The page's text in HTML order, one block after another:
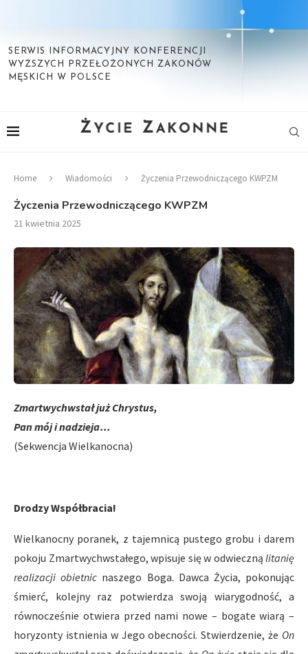
SERWIS INFORMACYJNY KONFERENCJI
WYŻSZYCH PRZEŁOŻONYCH ZAKONÓW
MĘSKICH W POLSCE
Home Wiadomości Życzenia Przewodniczącego KWPZM
Życzenia Przewodniczącego KWPZM
21 kwietnia 2025
Zmartwychwstał już Chrystus,
Pan mój i nadzieja…
(Sekwencja Wielkanocna)
Drodzy Współbracia!
Wielkanocny poranek, z tajemnicą pustego grobu i darem
pokoju Zmartwychwstałego, wpisuje się w odwieczną litanię
realizacji obietnic naszego Boga. Dawca Życia, pokonując
śmierć, kolejny raz potwierdza swoją wiarygodność, a
równocześnie otwiera przed nami nowe – bogate wiarą –
horyzonty istnienia w Jego obecności. Stwierdzenie, że On